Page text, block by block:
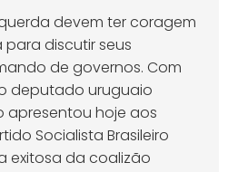
devem ter coragem
discutir seus
de governos. Com
deputado uruguaio
apresentou hoje aos
Socialista Brasileiro
exitosa da coalizão